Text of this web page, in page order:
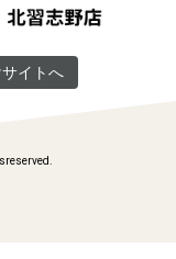
イトへ